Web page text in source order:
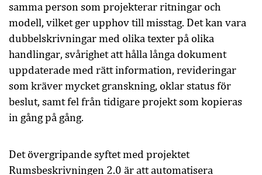
samma person som projekterar ritningar och
modell, vilket ger upphov till misstag. Det kan vara
dubbelskrivningar med olika texter på olika
handlingar, svårighet att hålla långa dokument
uppdaterade med rätt information, revideringar
som kräver mycket granskning, oklar status för
beslut, samt fel från tidigare projekt som kopieras
in gång på gång.
Det övergripande syftet med projektet
Rumsbeskrivningen 2.0 är att automatisera